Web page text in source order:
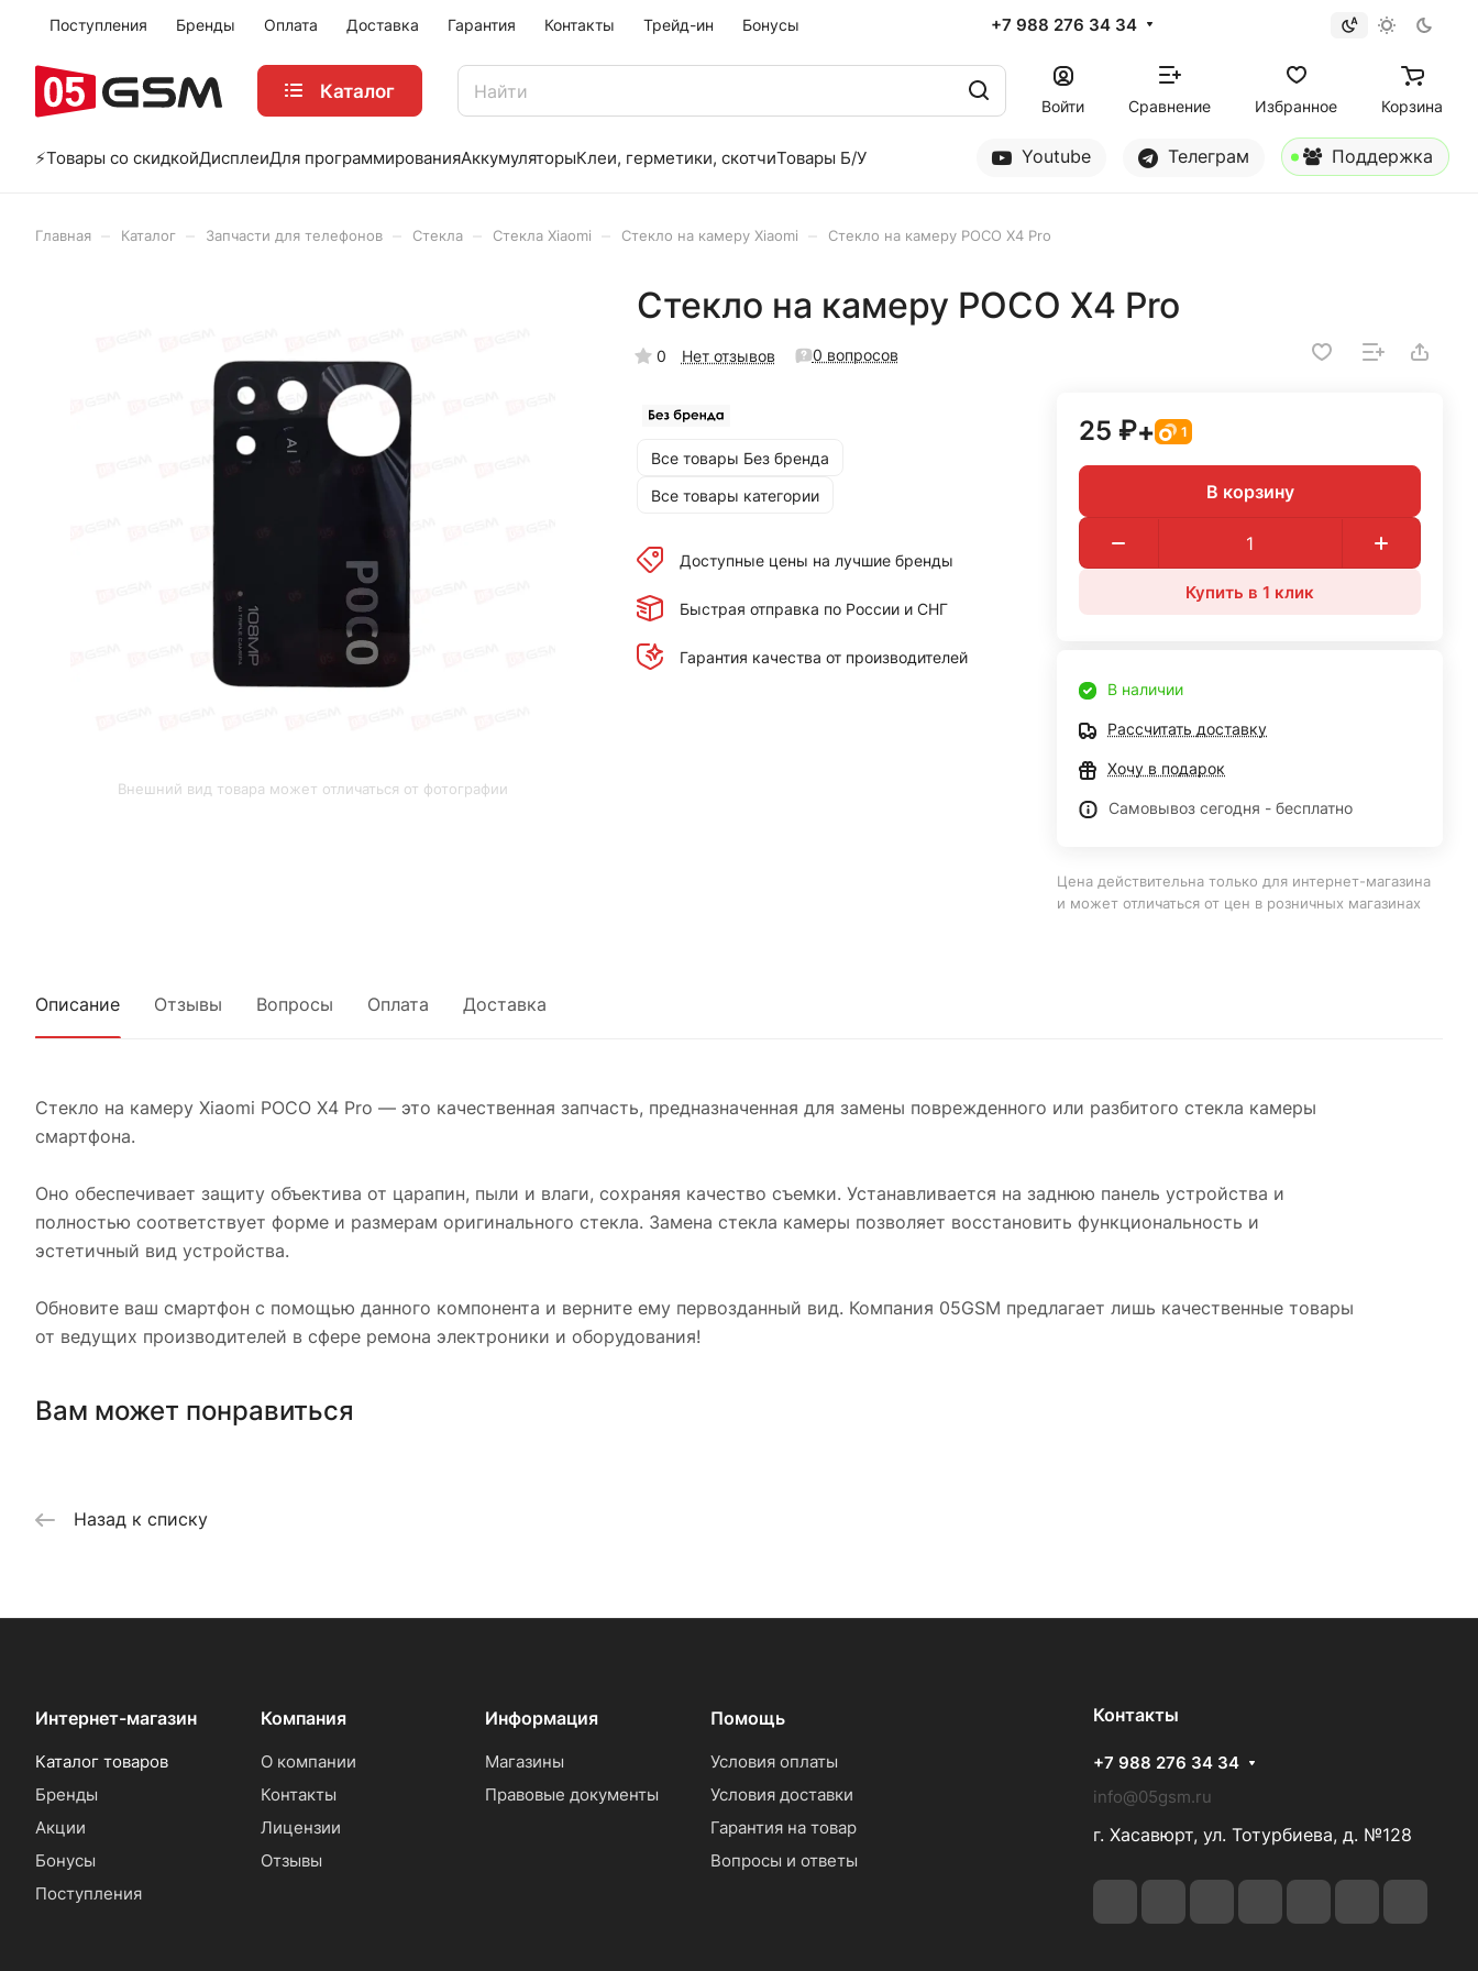
Поступления Бренды Оплата Доставка Гарантия Контакты Трейд-ин Бонусы +7 988 276 34 34
Каталог
Войти Сравнение Избранное Корзина
⚡️Товары со скидкойДисплеиДля программированияАккумуляторыКлеи, герметики, скотчиТовары Б/У Youtube Телеграм Поддержка
Главная Каталог Запчасти для телефонов Стекла Стекла Xiaomi Стекло на камеру Xiaomi Стекло на камеру POCO X4 Pro
Внешний вид товара может отличаться от фотографии
Стекло на камеру POCO X4 Pro
0 Нет отзывов 0 вопросов
Все товары Без бренда
Все товары категории
Доступные цены на лучшие бренды
Быстрая отправка по России и СНГ
Гарантия качества от производителей
25 ₽+ 1
В корзину
Купить в 1 клик
В наличии
Рассчитать доставку
Хочу в подарок
Самовывоз сегодня - бесплатно
Цена действительна только для интернет-магазина
и может отличаться от цен в розничных магазинах
Описание Отзывы Вопросы Оплата Доставка
Стекло на камеру Xiaomi POCO X4 Pro — это качественная запчасть, предназначенная для замены поврежденного или разбитого стекла камеры
смартфона.
Оно обеспечивает защиту объектива от царапин, пыли и влаги, сохраняя качество съемки. Устанавливается на заднюю панель устройства и
полностью соответствует форме и размерам оригинального стекла. Замена стекла камеры позволяет восстановить функциональность и
эстетичный вид устройства.
Обновите ваш смартфон с помощью данного компонента и верните ему первозданный вид. Компания 05GSM предлагает лишь качественные товары
от ведущих производителей в сфере ремона электроники и оборудования!
Вам может понравиться
Назад к списку
Интернет-магазин
Каталог товаров
Бренды
Акции
Бонусы
Поступления
Компания
О компании
Контакты
Лицензии
Отзывы
Информация
Магазины
Правовые документы
Помощь
Условия оплаты
Условия доставки
Гарантия на товар
Вопросы и ответы
Контакты
+7 988 276 34 34
info@05gsm.ru
г. Хасавюрт, ул. Тотурбиева, д. №128